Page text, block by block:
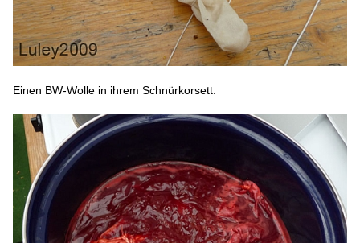
Einen BW-Wolle in ihrem Schnürkorsett.